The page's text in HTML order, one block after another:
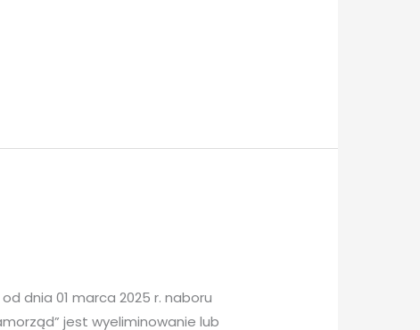
dnia 01 marca 2025 r. naboru
jest wyeliminowanie lub